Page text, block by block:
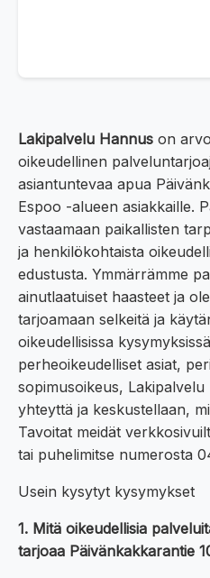
Lakipalvelu Hannus on
oikeudellinen
asiantuntevaa apua
Espoo -alueen asiakkaille.
vastaamaan paikallisten
ja henkilökohtaista
edustusta. Ymmärrämme
ainutlaatuiset haasteet ja
tarjoamaan selkeitä ja
oikeudellisissa
perheoikeudelliset asiat,
sopimusoikeus,
yhteyttä ja keskustellaan,
Tavoitat meidät
tai puhelimitse numerosta
Usein kysytyt kysymykset
1. Mitä oikeudellisia
tarjoaa Päivänkakkarantie